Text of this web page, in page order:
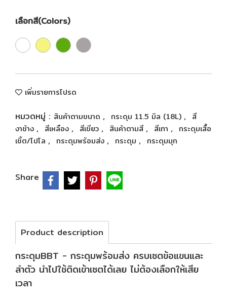
เลือกสี(Colors)
เพิ่มรายการโปรด
หมวดหมู่ : สินค้าตามขนาด , กระดุม 11.5 มิล (18L) , สี
งาช้าง , สีเหลือง , สีเขียว , สินค้าตามสี , สีเทา , กระดุมเสื้อ
เชิ้ต/โปโล , กระดุมพร้อมส่ง , กระดุม , กระดุมมุก
Share
Product description
กระดุมBBT - กระดุมพร้อมส่ง ครบเซตข้อแขนและ
ลำตัว นำไปใช้ติดเข้าเซตได้เลย ไม่ต้องเลือกให้เสีย
เวลา